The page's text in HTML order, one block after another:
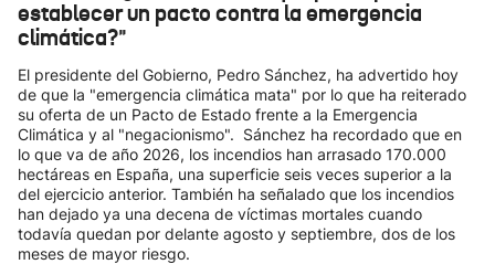
establecer un pacto contra la emergencia
climática?"
El presidente del Gobierno, Pedro Sánchez, ha advertido hoy
de que la "emergencia climática mata" por lo que ha reiterado
su oferta de un Pacto de Estado frente a la Emergencia
Climática y al "negacionismo". Sánchez ha recordado que en
lo que va de año 2026, los incendios han arrasado 170.000
hectáreas en España, una superficie seis veces superior a la
del ejercicio anterior. También ha señalado que los incendios
han dejado ya una decena de víctimas mortales cuando
todavía quedan por delante agosto y septiembre, dos de los
meses de mayor riesgo.